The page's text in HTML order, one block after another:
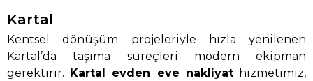
Kartal
Kentsel dönüşüm projeleriyle hızla yenilenen
Kartal’da taşıma süreçleri modern ekipman
gerektirir.
Kartal evden eve nakliyathizmetimiz,